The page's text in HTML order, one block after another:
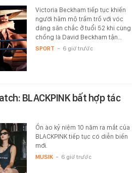
Victoria Beckham tiếp tục khiến
người hâm mộ trầm trồ với vóc
dáng săn chắc ở tuổi 52 khi cùng
chồng là David Beckham tận…
SPORT - 6 giờ trước
BLACKPINK bất hợp tác
Ồn ào kỷ niệm 10 năm ra mắt của
BLACKPINK tiếp tục có diễn biến
mới.
MUSIK - 6 giờ trước